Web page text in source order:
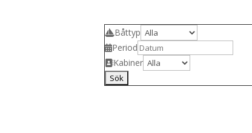
Båttyp
Period
Kabiner